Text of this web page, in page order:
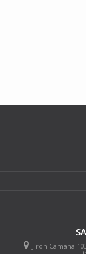
Jirón Camaná